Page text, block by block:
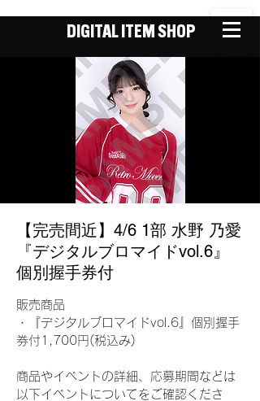
DIGITAL ITEM SHOP
【完売間近】4/6 1部 水野 乃愛
『デジタルブロマイドvol.6』
個別握手券付
販売商品
・『デジタルブロマイドvol.6』個別握手
券付1,700円(税込み)
商品やイベントの詳細、応募期間などは
以下イベントについてをご確認くださ